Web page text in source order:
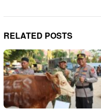
RELATED POSTS